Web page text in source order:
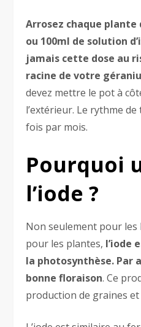
Arrosez chaque plante
ou 100ml de solution
jamais cette dose au
racine de votre
devez mettre le pot à
l’extérieur. Le rythme
fois par mois.
Pourquoi
l’iode ?
Non seulement pour les
pour les plantes, l’iode
la photosynthèse. Par
bonne floraison. Ce
production de graines